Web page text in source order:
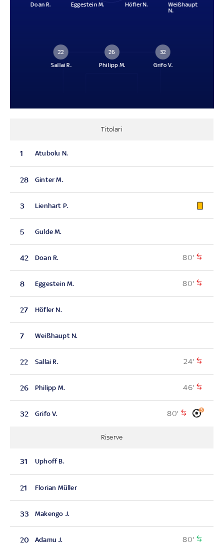
Doan R.
Eggestein M.
Höfler N.
Weißhaupt
N.
22
Sallai R.
26
Philipp M.
32
Grifo V.
Titolari
1 Atubolu N.
28 Ginter M.
3 Lienhart P.
5 Gulde M.
42 Doan R. 80'
8 Eggestein M. 80'
27 Höfler N.
7 Weißhaupt N.
22 Sallai R. 24'
26 Philipp M. 46'
32 Grifo V. 80' 3
Riserve
31 Uphoff B.
21 Florian Müller
33 Makengo J.
20 Adamu J. 80'